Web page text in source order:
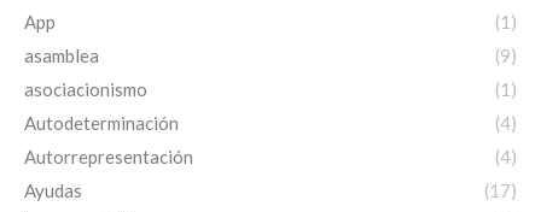
App
(1)
asamblea
(9)
asociacionismo
(1)
Autodeterminación
(4)
Autorrepresentación
(4)
Ayudas
(17)